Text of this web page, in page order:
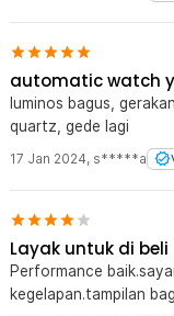
automatic watch
luminos bagus,
quartz, gede lagi
17 Jan 2024, s*****a
Layak untuk di beli
Performance
kegelapan.tampilan